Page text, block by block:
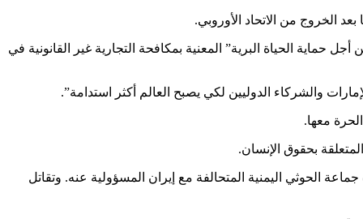
الخروج من الاتحاد الأوروبي.
من أجل حماية الحياة البرية” المعنية بمكافحة التجارية غير القانونية في
معها.
بحقوق الإنسان.
أبوظبي، وأعلنت جماعة الحوثي اليمنية المتحالفة مع إيران المسؤولية عنه. وتقاتل